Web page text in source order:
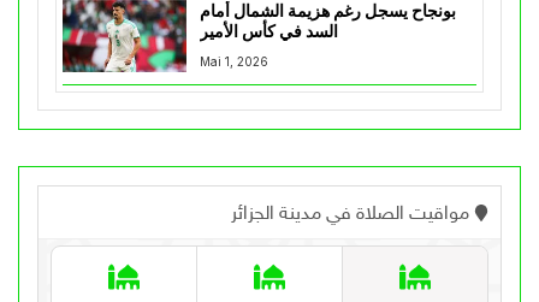
بونجاح يسجل رغم هزيمة الشمال أمام
السد في كأس الأمير
Mai 1, 2026